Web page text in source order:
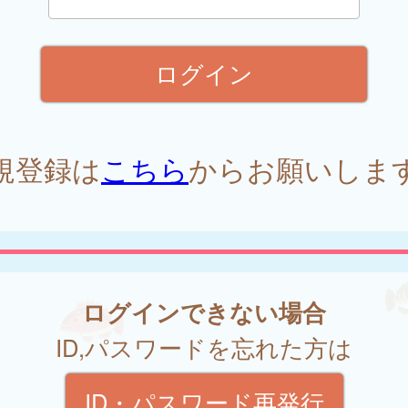
登録はこちらからお願いしま
ログインできない場合
ID,パスワードを忘れた方は